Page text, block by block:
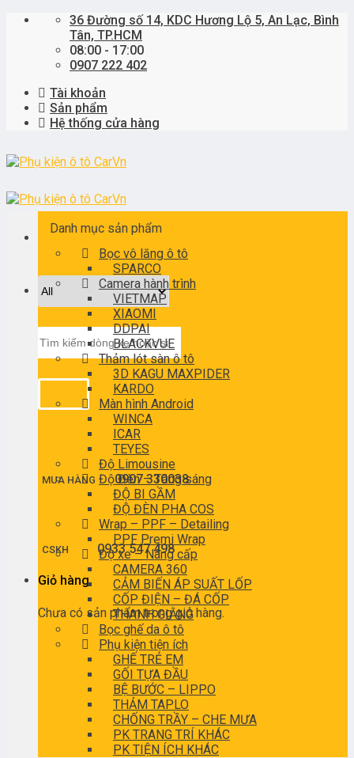
Skip
36 Đường số 14, KDC Hương Lộ 5, An Lạc, Bình
Tân, TP.HCM
08:00 - 17:00
0907 222 402
Tài khoản
Sản phẩm
Hệ thống cửa hàng
kiếm:
MUA HÀNG0907 330038
CSKH 0933 547 498
Giỏ hàng
Chưa có sản phẩm trong giỏ hàng.
Danh mục sản phẩm
Bọc vô lăng ô tô
SPARCO
Camera hành trình
VIETMAP
XIAOMI
DDPAI
BLACKVUE
Thảm lót sàn ô tô
3D KAGU MAXPIDER
KARDO
Màn hình Android
WINCA
ICAR
TEYES
Độ Limousine
Độ Đèn – Tăng sáng
ĐỘ BI GẦM
ĐỘ ĐÈN PHA COS
Wrap – PPF – Detailing
PPF Premi Wrap
Độ xe – Nâng cấp
CAMERA 360
CẢM BIẾN ÁP SUẤT LỐP
CỐP ĐIỆN – ĐÁ CỐP
THANH GIẰNG
Bọc ghế da ô tô
Phụ kiện tiện ích
GHẾ TRẺ EM
GỐI TỰA ĐẦU
BỆ BƯỚC – LIPPO
THẢM TAPLO
CHỐNG TRẦY – CHE MƯA
PK TRANG TRÍ KHÁC
PK TIỆN ÍCH KHÁC